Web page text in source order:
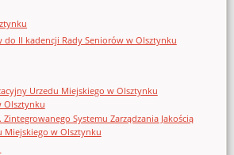
do II kadencji Rady Seniorów w Olsztynku
Urzedu Miejskiego w Olsztynku
Olsztynku
Systemu Zarządzania Jakością
Miejskiego w Olsztynku